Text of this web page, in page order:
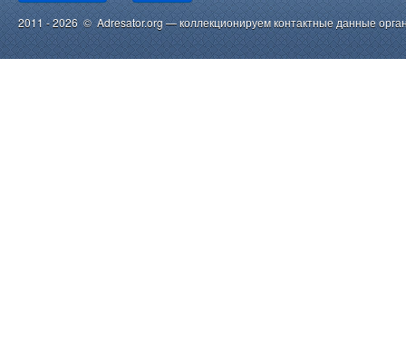
2011 - 2026 © Adresator.org — коллекционируем контактные данные